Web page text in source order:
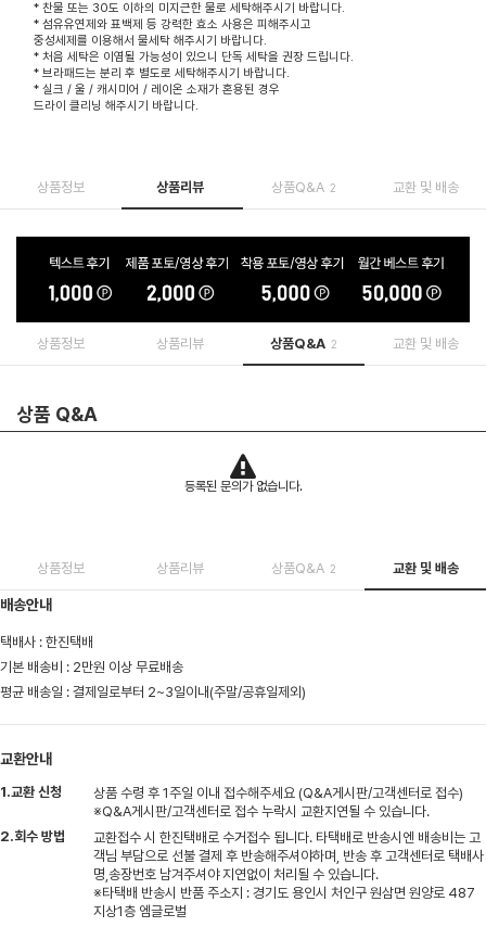
* 찬물 또는 30도 이하의 미지근한 물로 세탁해주시기 바랍니다.
* 섬유유연제와 표백제 등 강력한 효소 사용은 피해주시고
중성세제를 이용해서 물세탁 해주시기 바랍니다.
* 처음 세탁은 이염될 가능성이 있으니 단독 세탁을 권장 드립니다.
* 브라패드는 분리 후 별도로 세탁해주시기 바랍니다.
* 실크 / 울 / 캐시미어 / 레이온 소재가 혼용된 경우
드라이 클리닝 해주시기 바랍니다.
상품정보 상품리뷰 상품Q&A 2 교환 및 배송
상품정보 상품리뷰 상품Q&A 2 교환 및 배송
상품 Q&A
등록된 문의가 없습니다.
상품정보 상품리뷰 상품Q&A 2 교환 및 배송
배송안내
택배사 : 한진택배
기본 배송비 : 2만원 이상 무료배송
평균 배송일 : 결제일로부터 2~3일이내(주말/공휴일제외)
교환안내
1.교환 신청
상품 수령 후 1주일 이내 접수해주세요 (Q&A게시판/고객센터로 접수)
※Q&A게시판/고객센터로 접수 누락시 교환지연될 수 있습니다.
2.회수 방법
교환접수 시 한진택배로 수거접수 됩니다. 타택배로 반송시엔 배송비는 고
객님 부담으로 선불 결제 후 반송해주셔야하며, 반송 후 고객센터로 택배사
명,송장번호 남겨주셔야 지연없이 처리될 수 있습니다.
※타택배 반송시 반품 주소지 : 경기도 용인시 처인구 원삼면 원양로 487
지상1층 엠글로벌